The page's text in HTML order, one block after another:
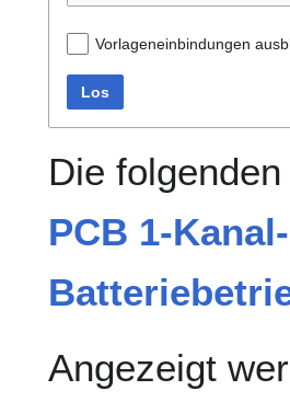
Vorlageneinbindungen
Los
Die
PCB 1-
Angezeigt